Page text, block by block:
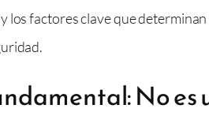
los factores clave que
No